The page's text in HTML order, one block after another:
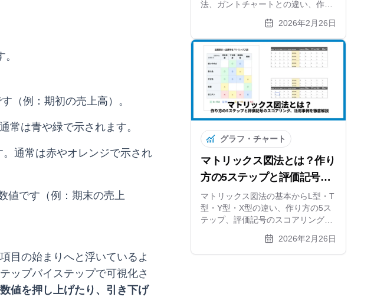
（例：期初の売上高）。
常は青や緑で示されます。
通常は赤やオレンジで示され
値です（例：期末の売上
目の始まりへと浮いているよ
ップバイステップで可視化さ
値を押し上げたり、引き下げ
法、ガントチャートとの違い、作り
できる無料ツールも紹介します。
2026年2月26日
グラフ・チャート
マトリックス図法とは？作り
方の5ステップと評価記号の
スコアリング、活用事例を徹
底解説
マトリックス図法の基本からL型・T
型・Y型・X型の違い、作り方の5ス
テップ、評価記号のスコアリング方
せ活用と無料ツールも紹介します。
2026年2月26日